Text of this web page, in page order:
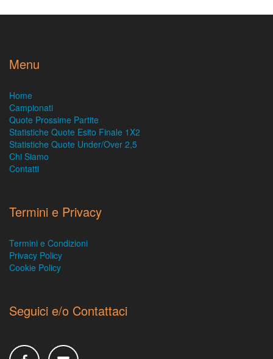
Menu
Home
Campionati
Quote Prossime Partite
Statistiche Quote Esito Finale 1X2
Statistiche Quote Under/Over 2,5
Chi Siamo
Contatti
Termini e Privacy
Termini e Condizioni
Privacy Policy
Cookie Policy
Seguici e/o Contattaci